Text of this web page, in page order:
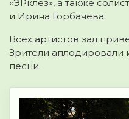
«ЭРклез», а также
и Ирина Горбачева.
Всех артистов зал
Зрители аплодировали
песни.